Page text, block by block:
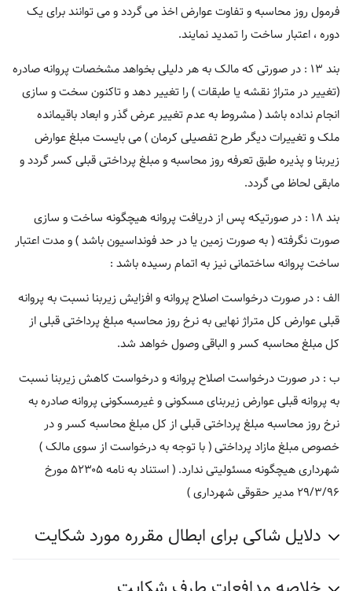
فرمول روز محاسبه و تفاوت عوارض اخذ می گردد و می توانند برای یک
دوره ، اعتبار ساخت را تمدید نمایند.
بند ۱۳ : در صورتی که مالک به هر دلیلی بخواهد مشخصات پروانه صادره
(تغییر در متراژ نقشه یا طبقات ) را تغییر دهد و تاکنون سخت و سازی
انجام نداده باشد ( مشروط به عدم تغییر عرض گذر و ابعاد باقیمانده
ملک و تغییرات دیگر طرح تفصیلی کرمان ) می بایست مبلغ عوارض
زیربنا و پذیره طبق تعرفه روز محاسبه و مبلغ پرداختی قبلی کسر گردد و
مابقی لحاظ می گردد.
بند ۱۸ : در صورتیکه پس از دریافت پروانه هیچگونه ساخت و سازی
صورت نگرفته ( به صورت زمین یا در حد فونداسیون باشد ) و مدت اعتبار
ساخت پروانه ساختمانی نیز به اتمام رسیده باشد :
الف : در صورت درخواست اصلاح پروانه و افزایش زیربنا نسبت به پروانه
قبلی عوارض کل متراژ نهایی به نرخ روز محاسبه مبلغ پرداختی قبلی از
کل مبلغ محاسبه کسر و الباقی وصول خواهد شد.
ب : در صورت درخواست اصلاح پروانه و درخواست کاهش زیربنا نسبت
به پروانه قبلی عوارض زیربنای مسکونی و غیرمسکونی پروانه صادره به
نرخ روز محاسبه مبلغ پرداختی قبلی از کل مبلغ محاسبه کسر و در
خصوص مبلغ مازاد پرداختی ( با توجه به درخواست از سوی مالک )
شهرداری هیچگونه مسئولیتی ندارد. ( استناد به نامه ۵۲۳۰۵ مورخ
۲۹/۳/۹۶ مدیر حقوقی شهرداری )
دلایل شاکی برای ابطال مقرره مورد شکایت